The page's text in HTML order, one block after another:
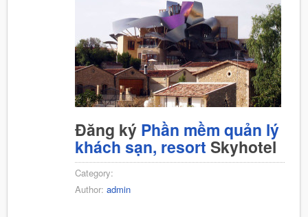
Đăng ký Phần mềm quản lý
khách sạn, resort Skyhotel
Category:
Author: admin